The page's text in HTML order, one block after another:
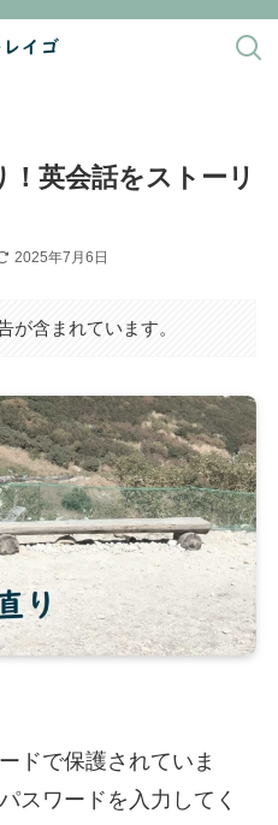
！英会話をストーリ
2025年7月6日
が含まれています。
ドで保護されていま
スワードを入力してく